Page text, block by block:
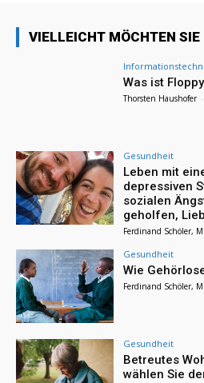
VIELLEICHT MÖCHTEN SIE
Was ist
Thorsten Haushofer -
Gesundheit
Leben mit
depressiven
sozialen
geholfen,
Ferdinand Schöler,
Gesundheit
Wie
Ferdinand Schöler,
Gesundheit
Betreutes
wählen Sie